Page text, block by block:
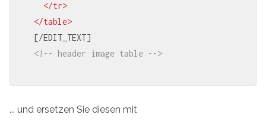
</tr>
</table>
<!-- header image table -->
... und ersetzen Sie diesen mit